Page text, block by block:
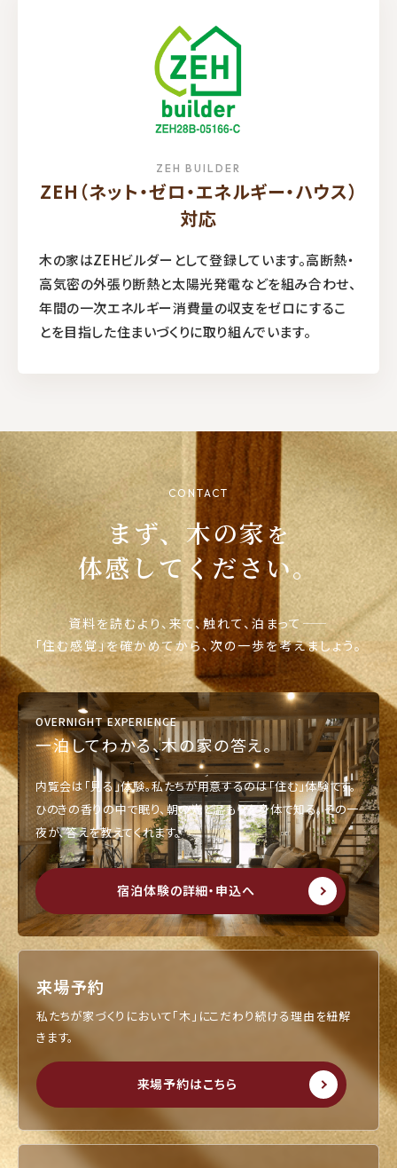
ZEH BUILDER
ZEH（ネット・ゼロ・エネルギー・ハウス）
対応
木の家はZEHビルダーとして登録しています。高断熱・
高気密の外張り断熱と太陽光発電などを組み合わせ、
年間の一次エネルギー消費量の収支をゼロにするこ
とを目指した住まいづくりに取り組んでいます。
CONTACT
まず、木の家を
体感してください。
資料を読むより、来て、触れて、泊まって——
「住む感覚」を確かめてから、次の一歩を考えましょう。
OVERNIGHT EXPERIENCE
一泊してわかる、木の家の答え。
内覧会は「見る」体験。私たちが用意するのは「住む」体験です。
ひのきの香りの中で眠り、朝の光と温もりを身体で知る。その一
夜が、答えを教えてくれます。
宿泊体験の詳細・申込へ
来場予約
私たちが家づくりにおいて「木」にこだわり続ける理由を紐解
きます。
来場予約はこちら